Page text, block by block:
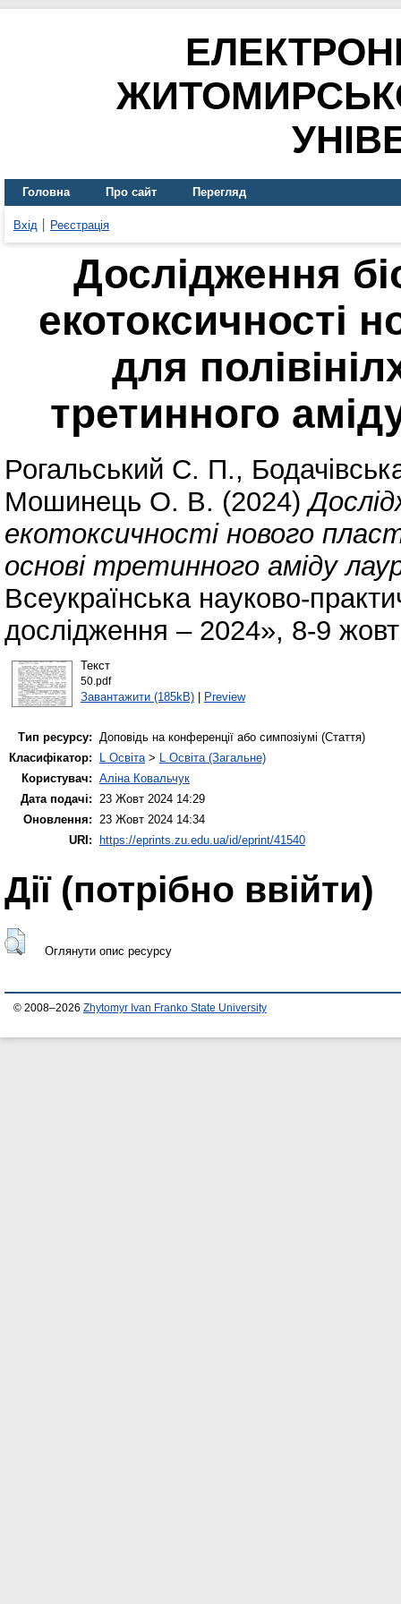
Головна Про сайт Перегляд
Вхід Реєстрація
Дослідження
екотоксичності
для
третинного
Рогальський С. П.,
Мошинець О. В. (2024)
екотоксичності нового
основі третинного аміду
Всеукраїнська науково-
дослідження – 2024», 8-9
Текст
50.pdf
Завантажити (185kB)| Preview
Тип ресурсу: Доповідь на конференції або симпозіумі (Стаття)
Класифікатор:
L Освіта> L Освіта (Загальне)
Користувач: Аліна Ковальчук
Дата подачі: 23 Жовт 2024 14:29
Оновлення: 23 Жовт 2024 14:34
URI:
https://eprints.zu.edu.ua/id/eprint/41540
Дії ​​(потрібно ввійти)
Оглянути опис ресурсу
© 2008–2026 Zhytomyr Ivan Franko State University